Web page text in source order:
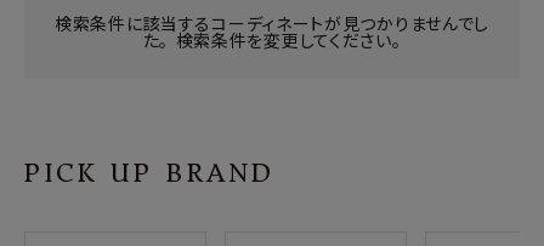
検索条件に該当するコーディネートが見つかりませんでし
た。 検索条件を変更してください。
PICK UP BRAND